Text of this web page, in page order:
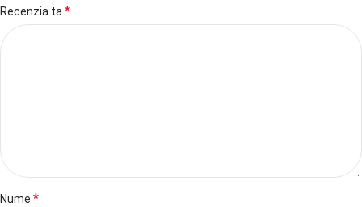
Recenzia ta *
Nume *